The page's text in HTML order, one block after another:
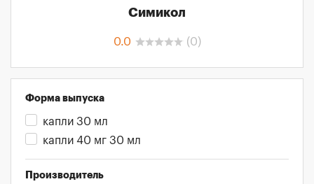
Симикол
0.0 (0)
Форма выпуска
капли 30 мл
капли 40 мг 30 мл
Производитель